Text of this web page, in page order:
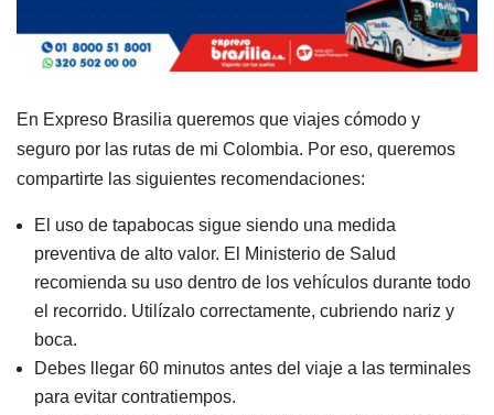
En Expreso Brasilia queremos que viajes cómodo y
seguro por las rutas de mi Colombia. Por eso, queremos
compartirte las siguientes recomendaciones:
El uso de tapabocas sigue siendo una medida
preventiva de alto valor. El Ministerio de Salud
recomienda su uso dentro de los vehículos durante todo
el recorrido. Utilízalo correctamente, cubriendo nariz y
boca.
Debes llegar 60 minutos antes del viaje a las terminales
para evitar contratiempos.